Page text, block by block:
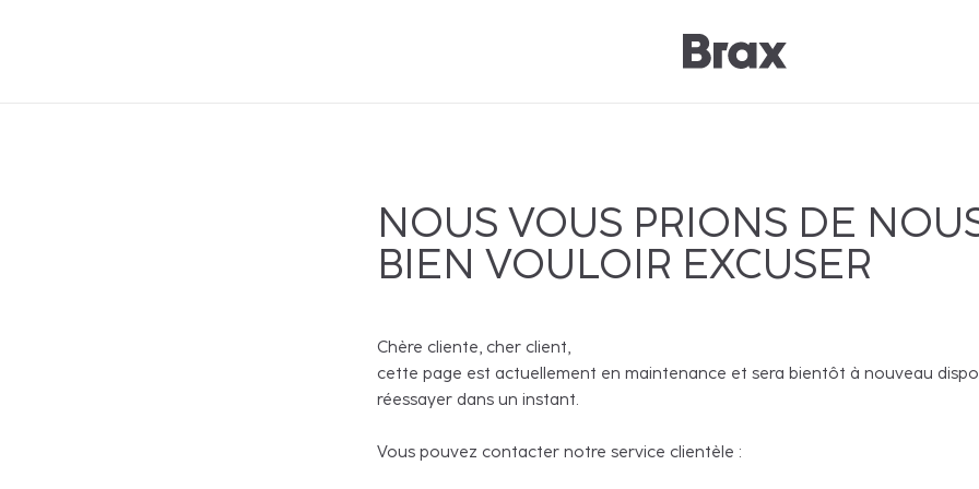
NOUS VOUS PRIONS DE
BIEN VOULOIR EXCUSER
Chère cliente, cher client,
cette page est actuellement en maintenance et sera bientôt à nouveau
réessayer dans un instant.
Vous pouvez contacter notre service clientèle :